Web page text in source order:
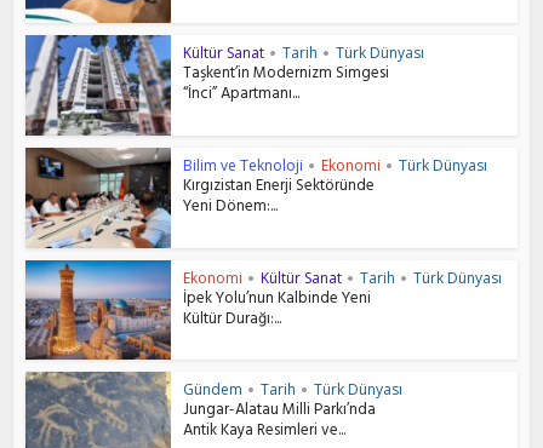
Kültür Sanat • Tarih • Türk Dünyası
Taşkent’in Modernizm Simgesi
“İnci” Apartmanı...
Bilim ve Teknoloji • Ekonomi • Türk Dünyası
Kırgızistan Enerji Sektöründe
Yeni Dönem:...
Ekonomi • Kültür Sanat • Tarih • Türk Dünyası
İpek Yolu’nun Kalbinde Yeni
Kültür Durağı:...
Gündem • Tarih • Türk Dünyası
Jungar-Alatau Milli Parkı’nda
Antik Kaya Resimleri ve...